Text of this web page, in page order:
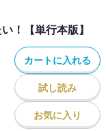
！【単行本版】
カートに入れる
試し読み
お気に入り